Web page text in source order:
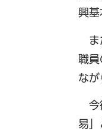
興基
ま
職
なが
今
易」